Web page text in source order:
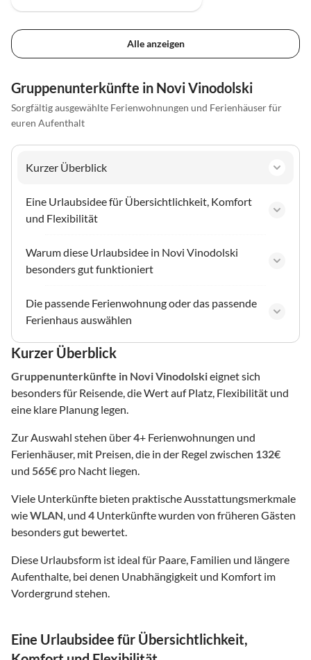
Alle anzeigen
Gruppenunterkünfte in Novi Vinodolski
Sorgfältig ausgewählte Ferienwohnungen und Ferienhäuser für
euren Aufenthalt
Kurzer Überblick
Eine Urlaubsidee für Übersichtlichkeit, Komfort
und Flexibilität
Warum diese Urlaubsidee in Novi Vinodolski
besonders gut funktioniert
Die passende Ferienwohnung oder das passende
Ferienhaus auswählen
Kurzer Überblick
Gruppenunterkünfte in Novi Vinodolskieignet sich
besonders für Reisende, die Wert auf Platz, Flexibilität und
eine klare Planung legen.
Zur Auswahl stehen über4+ Ferienwohnungen und
Ferienhäuser, mit Preisen, die in der Regel zwischen 132€
und 565€ pro Nacht liegen.
Viele Unterkünfte bieten praktische Ausstattungsmerkmale
wieWLAN , und 4 Unterkünfte wurden von früheren Gästen
besonders gut bewertet.
Diese Urlaubsform ist ideal für Paare, Familien und längere
Aufenthalte, bei denen Unabhängigkeit und Komfort im
Vordergrund stehen.
Eine Urlaubsidee für Übersichtlichkeit,